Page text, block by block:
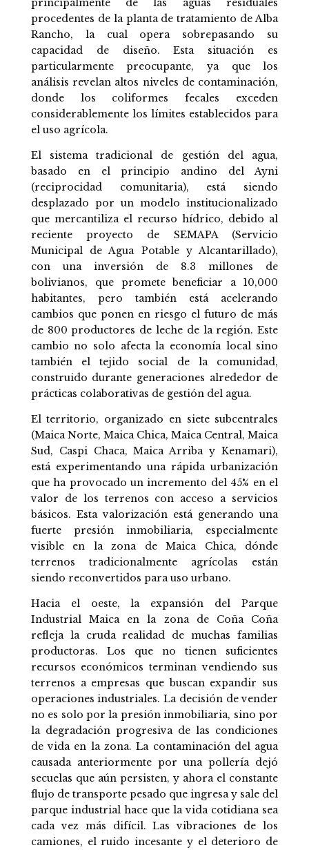
principalmente de las aguas residuales
procedentes de la planta de tratamiento de Alba
Rancho, la cual opera sobrepasando su
capacidad de diseño. Esta situación es
particularmente preocupante, ya que los
análisis revelan altos niveles de contaminación,
donde los coliformes fecales exceden
considerablemente los límites establecidos para
el uso agrícola.
El sistema tradicional de gestión del agua,
basado en el principio andino del Ayni
(reciprocidad comunitaria), está siendo
desplazado por un modelo institucionalizado
que mercantiliza el recurso hídrico, debido al
reciente proyecto de SEMAPA (Servicio
Municipal de Agua Potable y Alcantarillado),
con una inversión de 8.3 millones de
bolivianos, que promete beneficiar a 10,000
habitantes, pero también está acelerando
cambios que ponen en riesgo el futuro de más
de 800 productores de leche de la región. Este
cambio no solo afecta la economía local sino
también el tejido social de la comunidad,
construido durante generaciones alrededor de
prácticas colaborativas de gestión del agua.
El territorio, organizado en siete subcentrales
(Maica Norte, Maica Chica, Maica Central, Maica
Sud, Caspi Chaca, Maica Arriba y Kenamari),
está experimentando una rápida urbanización
que ha provocado un incremento del 45% en el
valor de los terrenos con acceso a servicios
básicos. Esta valorización está generando una
fuerte presión inmobiliaria, especialmente
visible en la zona de Maica Chica, dónde
terrenos tradicionalmente agrícolas están
siendo reconvertidos para uso urbano.
Hacia el oeste, la expansión del Parque
Industrial Maica en la zona de Coña Coña
refleja la cruda realidad de muchas familias
productoras. Los que no tienen suficientes
recursos económicos terminan vendiendo sus
terrenos a empresas que buscan expandir sus
operaciones industriales. La decisión de vender
no es solo por la presión inmobiliaria, sino por
la degradación progresiva de las condiciones
de vida en la zona. La contaminación del agua
causada anteriormente por una pollería dejó
secuelas que aún persisten, y ahora el constante
flujo de transporte pesado que ingresa y sale del
parque industrial hace que la vida cotidiana sea
cada vez más difícil. Las vibraciones de los
camiones, el ruido incesante y el deterioro de